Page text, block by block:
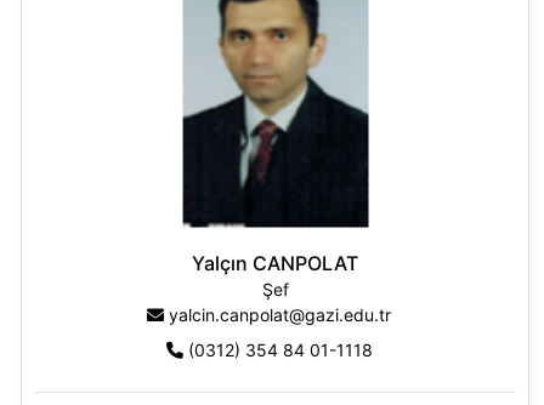
Yalçın CANPOLAT
Şef
yalcin.canpolat@gazi.edu.tr
(0312) 354 84 01-1118